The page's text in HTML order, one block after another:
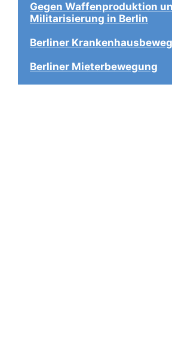
Gegen Waffenproduktion
Militarisierung in Berlin
Berliner
Berliner Mieterbewegung